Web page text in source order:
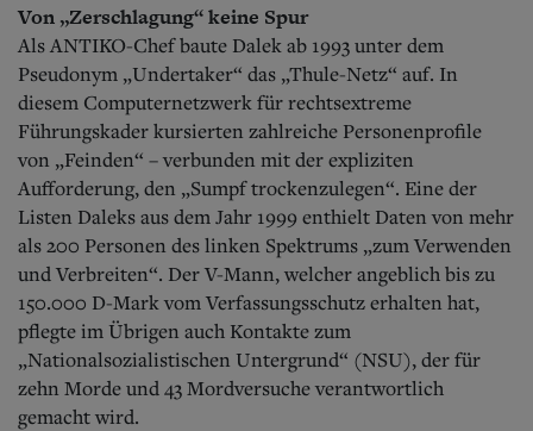
Von „Zerschlagung“ keine Spur
Als ANTIKO-Chef baute Dalek ab 1993 unter dem
Pseudonym „Undertaker“ das „Thule-Netz“ auf. In
diesem Computernetzwerk für rechtsextreme
Führungskader kursierten zahlreiche Personenprofile
von „Feinden“ – verbunden mit der expliziten
Aufforderung, den „Sumpf trockenzulegen“. Eine der
Listen Daleks aus dem Jahr 1999 enthielt Daten von mehr
als 200 Personen des linken Spektrums „zum Verwenden
und Verbreiten“. Der V-Mann, welcher angeblich bis zu
150.000 D-Mark vom Verfassungsschutz erhalten hat,
pflegte im Übrigen auch Kontakte zum
„Nationalsozialistischen Untergrund“ (NSU), der für
zehn Morde und 43 Mordversuche verantwortlich
gemacht wird.